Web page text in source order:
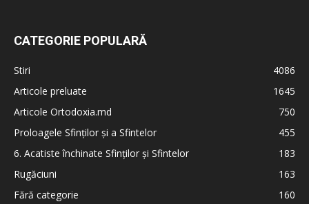
CATEGORIE POPULARĂ
Stiri
4086
Articole preluate
1645
Articole Ortodoxia.md
750
Proloagele Sfinților și a Sfintelor
455
6. Acatiste închinate Sfinților și Sfintelor
183
Rugăciuni
163
Fără categorie
160